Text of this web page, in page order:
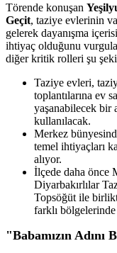
Törende konuşan
Geçit, taziye evlerinin
gelerek dayanışma
ihtiyaç olduğunu
diğer kritik rolleri şu
Taziye evleri,
toplantılarına ev
yaşanabilecek bir
kullanılacak.
Merkez
temel ihtiyaçları
alıyor.
İlçede daha önce
Diyarbakırlılar
Topsöğüt ile
farklı bölgelerinde
"Babamızın Adını